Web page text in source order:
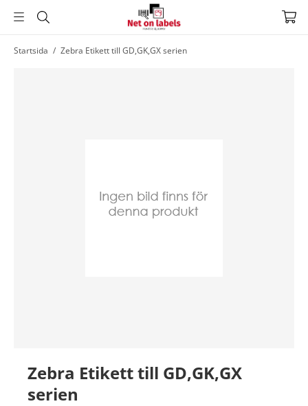
HoppaStartsida / Zebra Etikett till GD,GK,GX serien
Zebra Etikett till GD,GK,GX
serien